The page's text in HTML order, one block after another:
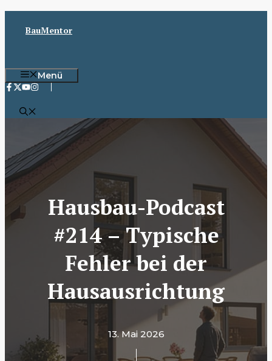
InhaltBauMentor
Menü
Hausbau-Podcast
#214 – Typische
Fehler bei der
Hausausrichtung
13. Mai 2026